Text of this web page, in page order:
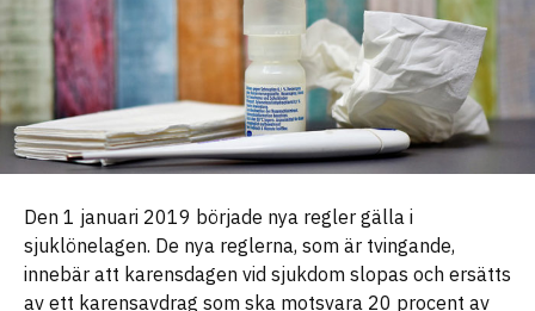
Den 1 januari 2019 började nya regler gälla i
sjuklönelagen. De nya reglerna, som är tvingande,
innebär att karensdagen vid sjukdom slopas och ersätts
av ett karensavdrag som ska motsvara 20 procent av